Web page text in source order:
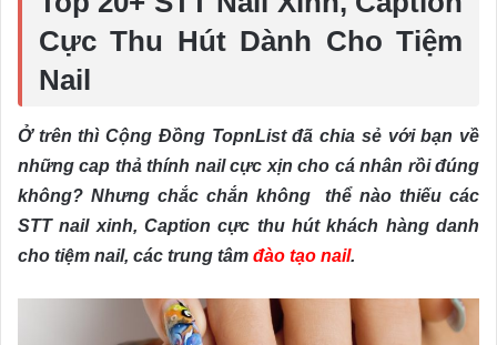
Cực Thu Hút Dành Cho Tiệm
Nail
Ở trên thì Cộng Đồng TopnList đã chia sẻ với bạn về
những cap thả thính nail cực xịn cho cá nhân rồi đúng
không? Nhưng chắc chắn không thể nào thiếu các
STT nail xinh, Caption cực thu hút khách hàng danh
cho tiệm nail, các trung tâm đào tạo nail.